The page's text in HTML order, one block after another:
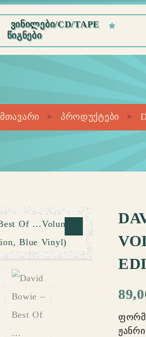
ᲕᲘᲜᲘᲚᲔᲑᲘ/CD/TAPE
ᲬᲘᲒᲜᲔᲑᲘ
მთავარი პროდუქტები